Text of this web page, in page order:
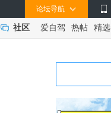
论坛导航
社区 爱自驾 热帖 精选